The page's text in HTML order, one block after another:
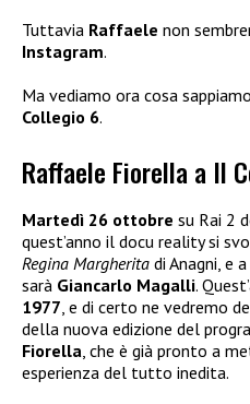
Tuttavia Raffaele non
Instagram.
Ma vediamo ora cosa
Collegio 6.
Raffaele Fiorella a Il
Martedì 26 ottobre su Rai 2
quest’anno il docu reality si
Regina Margherita di Anagni, e
sarà Giancarlo Magalli.
1977, e di certo ne vedremo
della nuova edizione del
Fiorella, che è già pronto a
esperienza del tutto inedita.